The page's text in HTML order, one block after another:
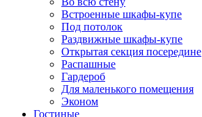
Встроенные шкафы-купе
Под потолок
Раздвижные шкафы-купе
Открытая секция посередине
Распашные
Гардероб
Для маленького помещения
Эконом
Гостиные